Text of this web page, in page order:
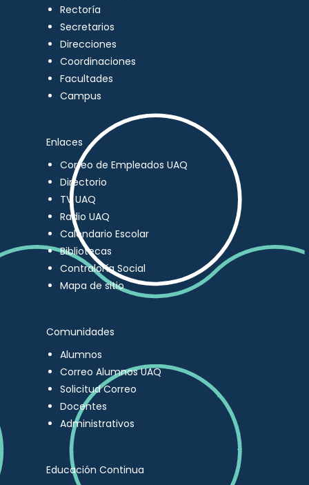
Rectoría
Secretarios
Direcciones
Coordinaciones
Facultades
Campus
Enlaces
Correo de Empleados UAQ
Directorio
TV UAQ
Radio UAQ
Calendario Escolar
Bibliotecas
Contraloría Social
Mapa de sitio
Comunidades
Alumnos
Correo Alumnos UAQ
Solicitud Correo
Docentes
Administrativos
Educación Continua